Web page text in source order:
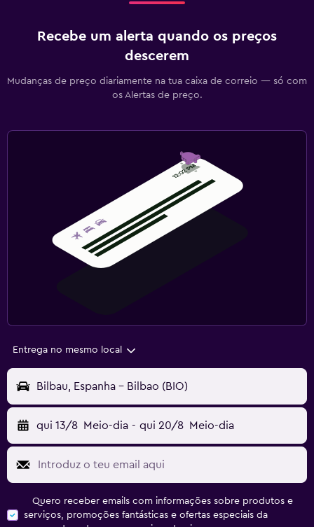
Recebe um alerta quando os preços
descerem
Mudanças de preço diariamente na tua caixa de correio — só com
os Alertas de preço.
Entrega no mesmo local
Bilbau, Espanha - Bilbao (BIO)
qui 13/8 Meio-dia - qui 20/8 Meio-dia
Quero receber emails com informações sobre produtos e
serviços, promoções fantásticas e ofertas especiais da